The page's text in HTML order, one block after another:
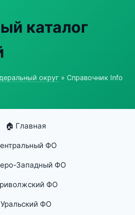
каталог
округ » Справочник Info
🏠 Главная
ФО
Западный ФО
ФО
Уральский ФО